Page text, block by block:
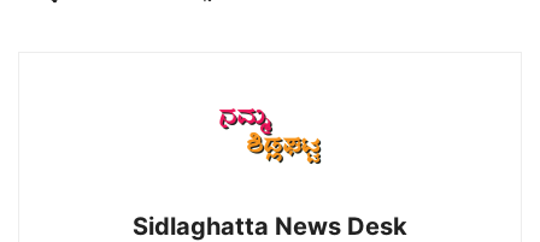
Sidlaghatta News Desk